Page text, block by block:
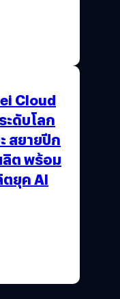
Cloud
ะดับโลก
สยายปีก
ต พร้อม
ตยุค AI